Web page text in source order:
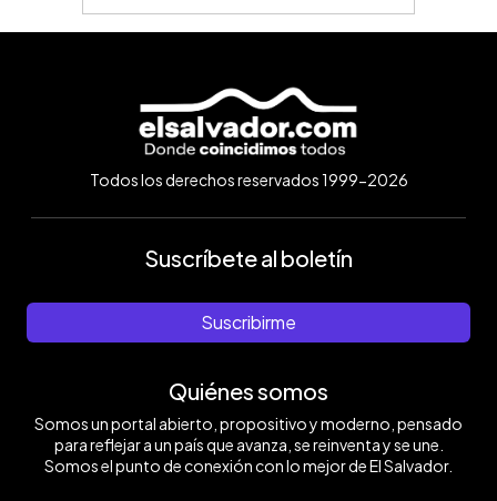
Todos los derechos reservados 1999-2026
Suscríbete al boletín
Suscribirme
Quiénes somos
Somos un portal abierto, propositivo y moderno, pensado
para reflejar a un país que avanza, se reinventa y se une.
Somos el punto de conexión con lo mejor de El Salvador.